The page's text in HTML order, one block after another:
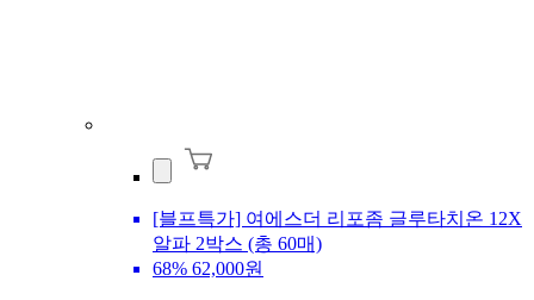
[블프특가] 여에스더 리포좀 글루타치온 12X
알파 2박스 (총 60매)
68% 62,000원